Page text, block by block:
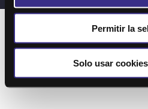
Permitir la
Solo usar